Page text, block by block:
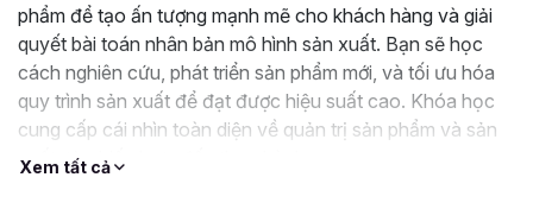
phẩm để tạo ấn tượng mạnh mẽ cho khách hàng và giải
quyết bài toán nhân bản mô hình sản xuất. Bạn sẽ học
cách nghiên cứu, phát triển sản phẩm mới, và tối ưu hóa
quy trình sản xuất để đạt được hiệu suất cao. Khóa học
cung cấp cái nhìn toàn diện về quản trị sản phẩm và sản
xuất, từ chiến lược đến thực hành.
Xem tất cả